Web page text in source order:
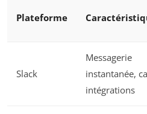
Plateforme
Slack
Messagerie
instantanée,
intégrations